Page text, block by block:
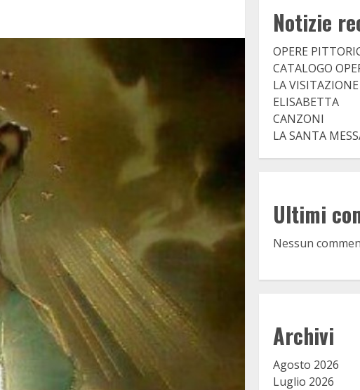
Notizie
OPERE
CATALOGO
LA
ELISABETTA
CANZONI
LA SANTA
Ultimi
Nessun
Archivi
Agosto 2026
Luglio 2026